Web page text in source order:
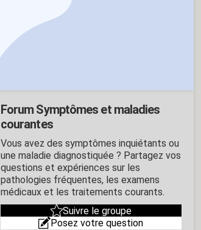
Forum Symptômes et maladies
courantes
Vous avez des symptômes inquiétants ou
une maladie diagnostiquée ? Partagez vos
questions et expériences sur les
pathologies fréquentes, les examens
médicaux et les traitements courants.
Suivre le groupe
Posez votre question